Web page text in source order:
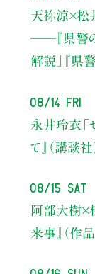
天祢涼×松
――『県警
解説」
『県
08/14 Fri
永井玲衣
て』（講談
08/15 Sat
阿部大樹×
来事』（作